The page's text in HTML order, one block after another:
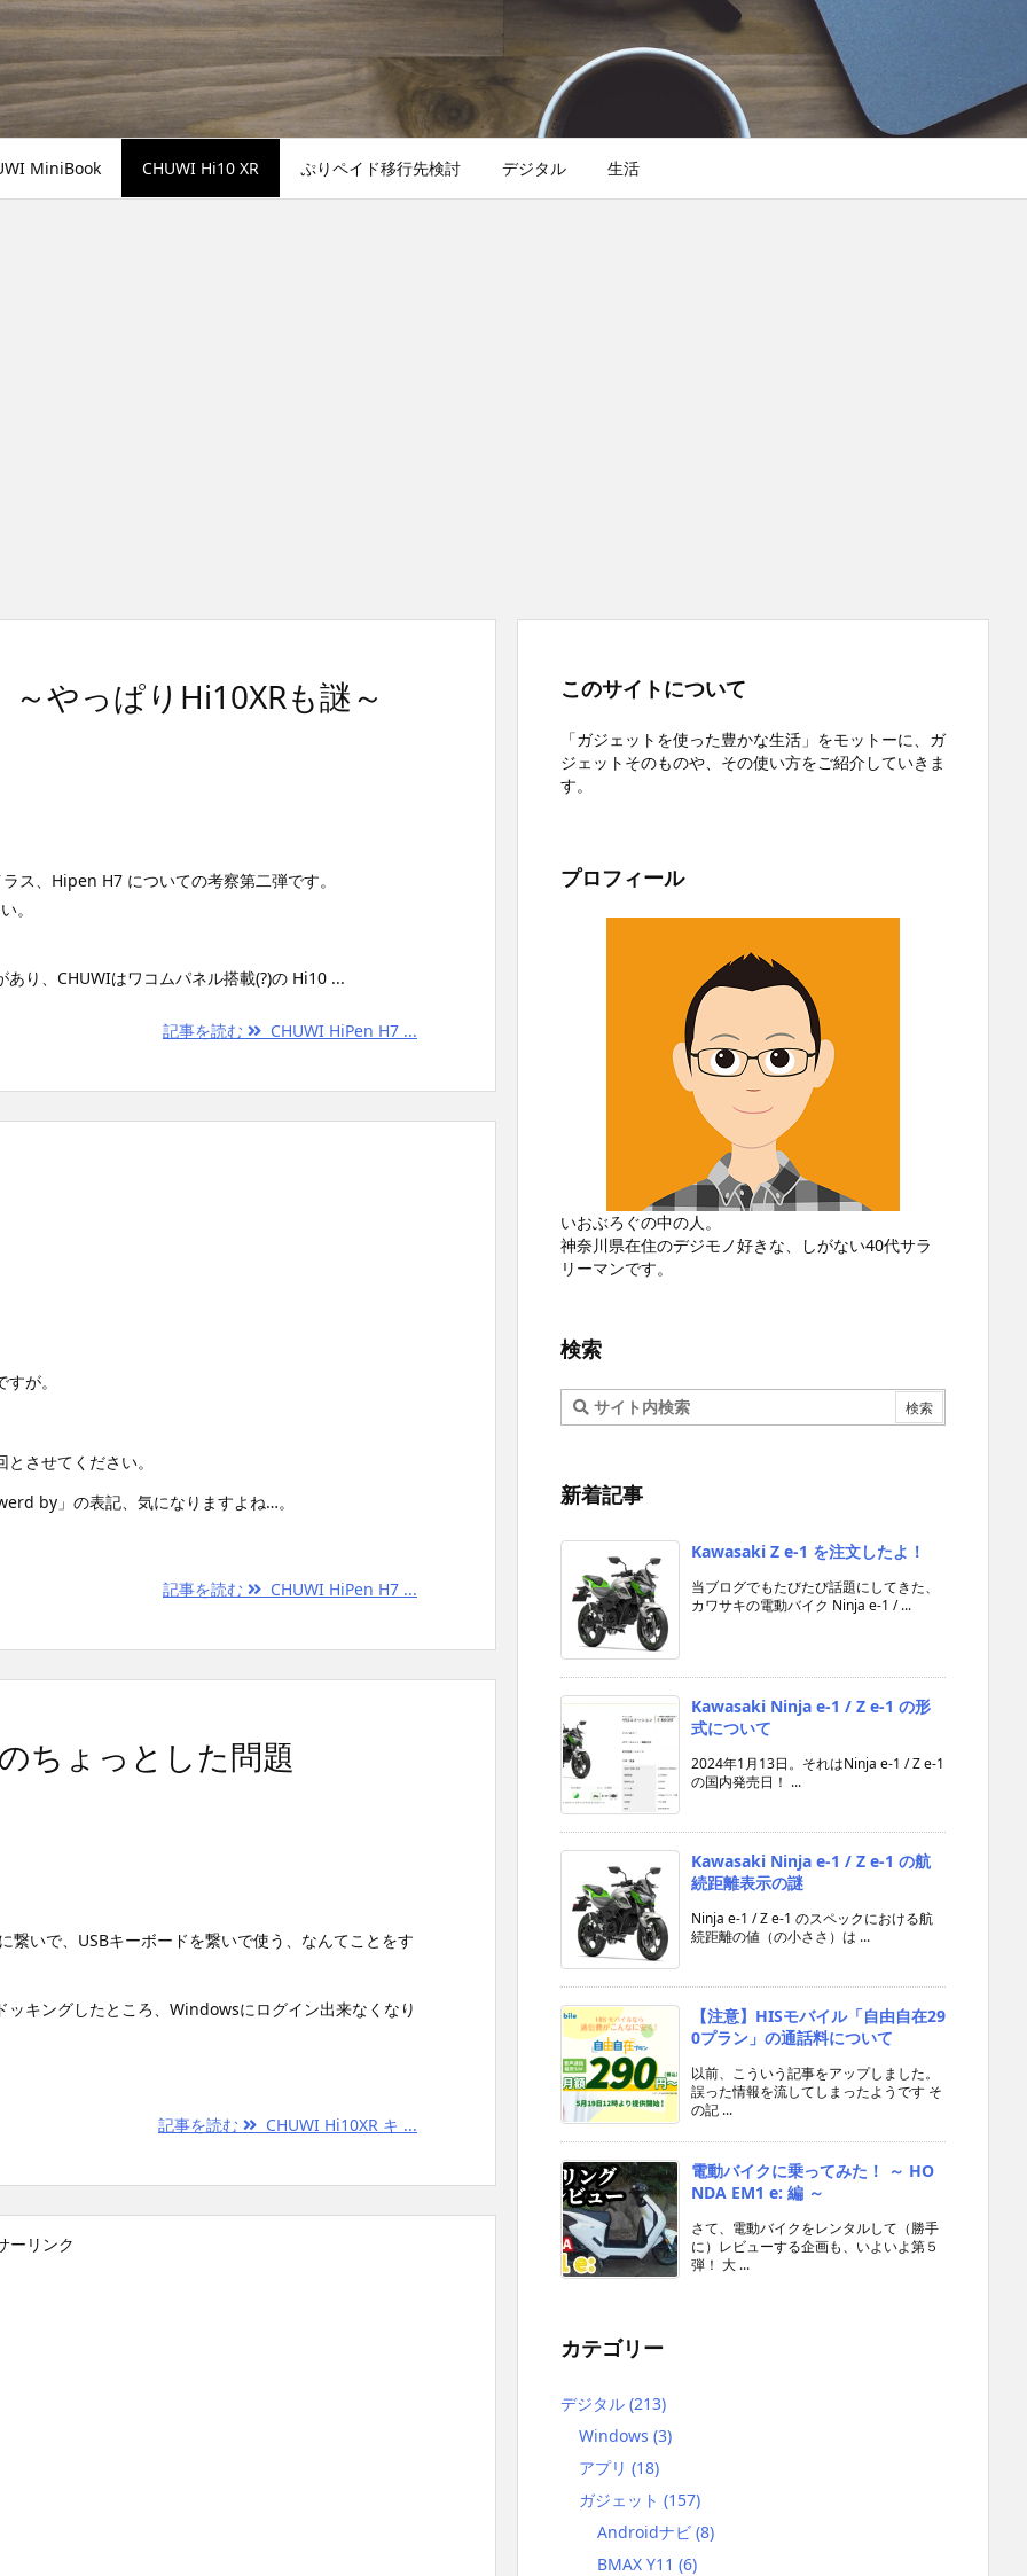
MiniBook CHUWI Hi10 XR ぷりペイド移行先検討 デジタル 生活
やっぱりHi10XRも謎～
ス、Hipen H7 についての考察第二弾です。
。
あり、CHUWIはワコムパネル搭載(?)の Hi10 ...
記事を読む CHUWI HiPen H7 ...
が。
させてください。
by」の表記、気になりますよね…。
記事を読む CHUWI HiPen H7 ...
ちょっとした問題
繋いで、USBキーボードを繋いで使う、なんてことをす
ッキングしたところ、Windowsにログイン出来なくなり
記事を読む CHUWI Hi10XR キ ...
ーリンク
このサイトについて
「ガジェットを使った豊かな生活」をモットーに、ガ
ジェットそのものや、その使い方をご紹介していきま
す。
プロフィール
いおぶろぐの中の人。
神奈川県在住のデジモノ好きな、しがない40代サラ
リーマンです。
検索
新着記事
Kawasaki Z e-1 を注文したよ！
当ブログでもたびたび話題にしてきた、
カワサキの電動バイク Ninja e-1 / ...
Kawasaki Ninja e-1 / Z e-1 の形
式について
2024年1月13日。それはNinja e-1 / Z e-1
の国内発売日！ ...
Kawasaki Ninja e-1 / Z e-1 の航
続距離表示の謎
Ninja e-1 / Z e-1 のスペックにおける航
続距離の値（の小ささ）は ...
【注意】HISモバイル「自由自在29
0プラン」の通話料について
以前、こういう記事をアップしました。
誤った情報を流してしまったようです そ
の記 ...
電動バイクに乗ってみた！ ～ HO
NDA EM1 e: 編 ～
さて、電動バイクをレンタルして（勝手
に）レビューする企画も、いよいよ第５
弾！ 大 ...
カテゴリー
デジタル (213)
Windows (3)
アプリ (18)
ガジェット (157)
Androidナビ (8)
BMAX Y11 (6)